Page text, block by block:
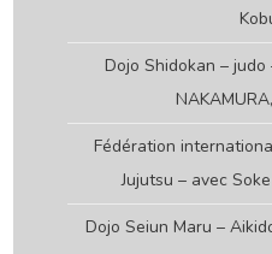
Dojo Shidokan –
Fédération
Jujutsu – avec
Dojo Seiun Maru –